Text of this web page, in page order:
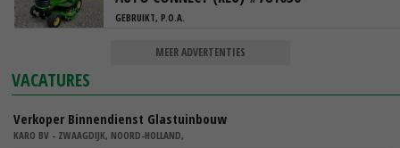
GEBRUIKT, P.O.A.
MEER ADVERTENTIES
VACATURES
Verkoper Binnendienst Glastuinbouw
KARO BV - ZWAAGDIJK, NOORD-HOLLAND,